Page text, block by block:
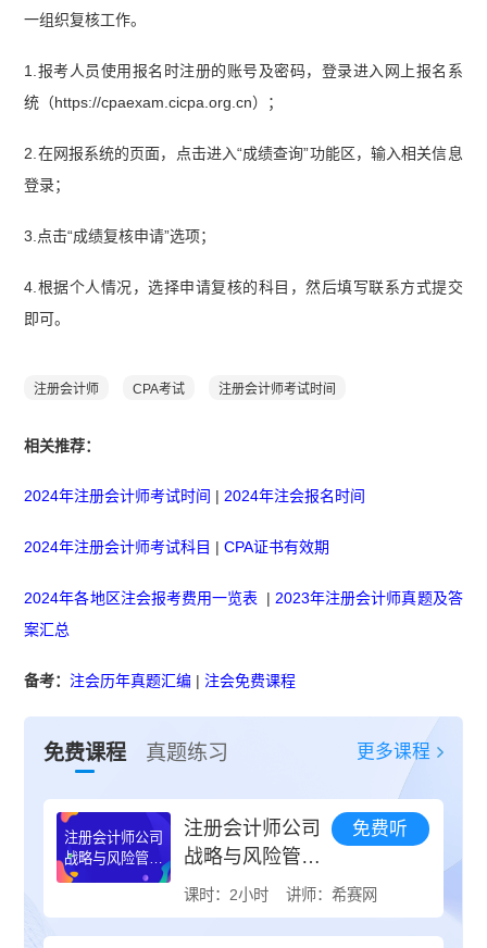
一组织复核工作。
1.报考人员使用报名时注册的账号及密码，登录进入网上报名系
统（https://cpaexam.cicpa.org.cn）；
2.在网报系统的页面，点击进入“成绩查询”功能区，输入相关信息
登录；
3.点击“成绩复核申请”选项；
4.根据个人情况，选择申请复核的科目，然后填写联系方式提交
即可。
注册会计师 CPA考试 注册会计师考试时间
相关推荐：
2024年注册会计师考试时间 |2024年注会报名时间
2024年注册会计师考试科目 |CPA证书有效期
2024年各地区注会报考费用一览表 |2023年注册会计师真题及答
案汇总
备考： 注会历年真题汇编 | 注会免费课程
免费课程 真题练习 更多课程
注册会计师公司
战略与风险管理
注册会计师公司
战略与风险管理
试听视频
免费听
课时：2小时 讲师：希赛网